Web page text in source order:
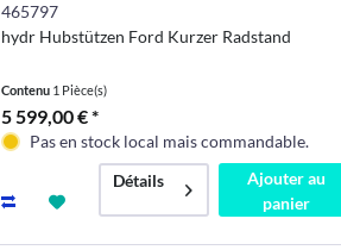
465797
hydr Hubstützen Ford Kurzer Radstand
Contenu 1 Pièce(s)
5 599,00 € *
Pas en stock local mais commandable.
Détails
Ajouter au
panier